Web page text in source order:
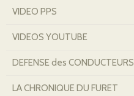
VIDEO PPS
VIDEOS YOUTUBE
DEFENSE des CONDUCTEURS
LA CHRONIQUE DU FURET